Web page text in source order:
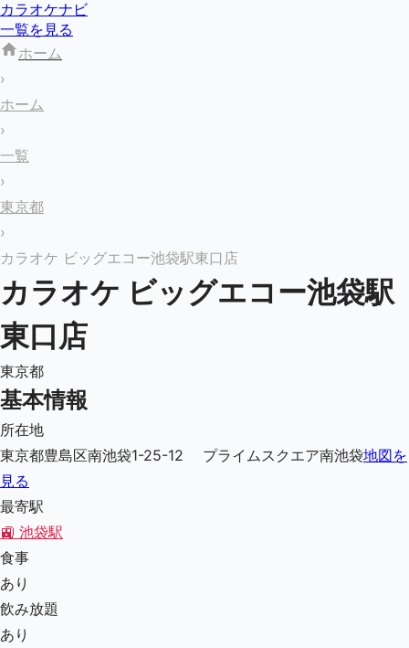
カラオケナビ
一覧を見る
ホーム
›
ホーム
›
一覧
›
東京都
›
カラオケ ビッグエコー池袋駅東口店
カラオケ ビッグエコー池袋駅
東口店
東京都
基本情報
所在地
東京都豊島区南池袋1-25-12 プライムスクエア南池袋地図を
見る
最寄駅
🚉 池袋駅
食事
あり
飲み放題
あり